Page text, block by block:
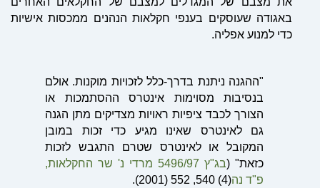
באגודה שעוסקים בענפי חקלאות הנהנים ממכסות אישיות
כדי למנוע אפליה.
"ההגנה ניתנת בדרך-כלל לזכויות מוקנות. אולם
בנסיבות מסוימות אינטרס ההסתמכות או
הצורך לכבד ציפיות ראויות מצדיקים מתן הגנה
גם לאינטרס שאינו מגיע כדי זכות במובן
המקובל או לאינטרס שטרם התגבש לזכות
כזאת" (
בג"ץ 5496/97 מרדי נ' שר החקלאות,
פ"ד נה(4) 540, 552 (2001).